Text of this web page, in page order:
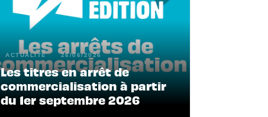
ACTUALITÉ 26/06/2026
Les titres en arrêt de
commercialisation à partir
du 1er septembre 2026